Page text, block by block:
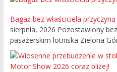
Bagaż bez właściciela
sierpnia, 2026 Pozostawiony
pasażerskim lotniska Zielona